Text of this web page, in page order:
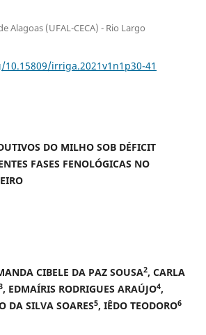
Alagoas (UFAL-CECA) - Rio Largo
irriga.2021v1n1p30-41
DO MILHO SOB DÉFICIT
FASES FENOLÓGICAS NO
CIBELE DA PAZ SOUSA2, CARLA
, EDMAÍRIS RODRIGUES ARAÚJO4,
DA SILVA SOARES5, IÊDO TEODORO6